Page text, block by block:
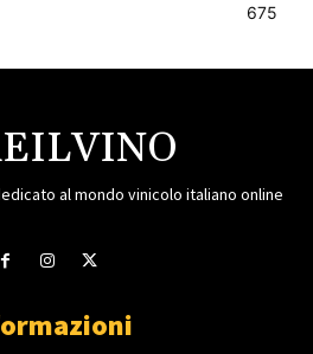
675
al mondo vinicolo italiano online